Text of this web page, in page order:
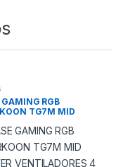
GAMING RGB
TG7M MID
VENTILADORES 4 DE
CON VIDRIO
Y MALLA